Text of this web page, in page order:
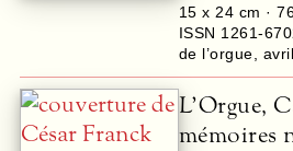
15 x 24 cm ·
ISSN 1261-
de l’orgue,
L’Orgue,
mémoires